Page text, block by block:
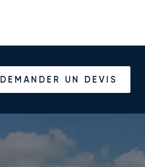
DEMANDER UN DEVIS